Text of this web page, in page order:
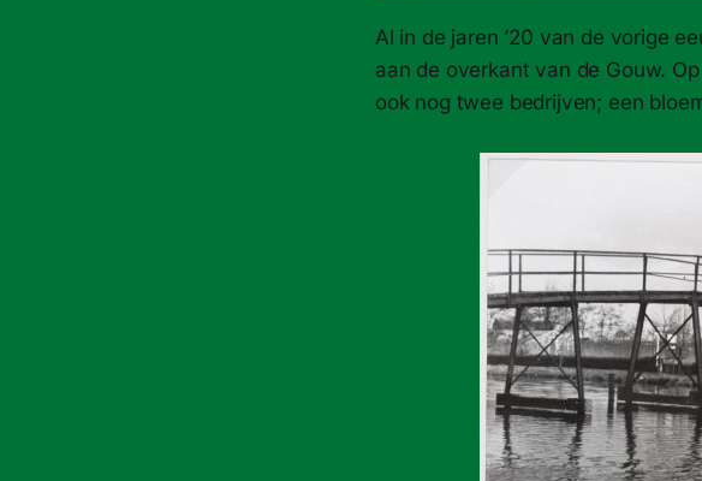
Al in de jaren ’20 van de vorige
aan de overkant van de Gouw.
ook nog twee bedrijven; een